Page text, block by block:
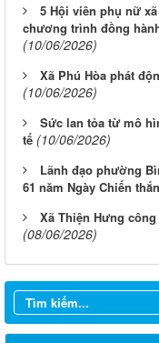
5 Hội viên phụ nữ
chương trình đồng
(10/06/2026)
Xã Phú Hòa phát
(10/06/2026)
Sức lan tỏa từ mô
tế (10/06/2026)
Lãnh đạo phường
61 năm Ngày Chiến
Xã Thiện Hưng
(08/06/2026)
Từ ngày 03/8/2026
Từ ngày 20/7/2026